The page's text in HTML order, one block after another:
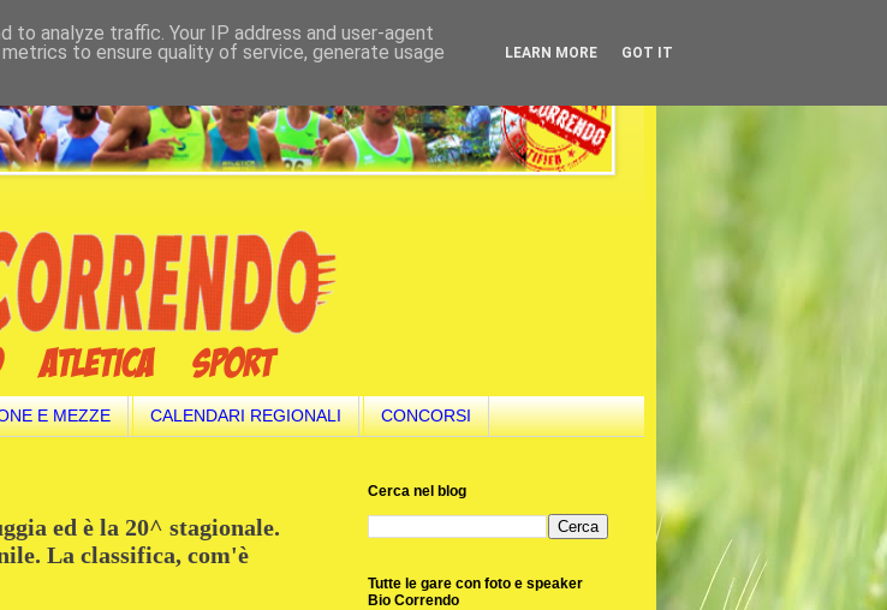
E MEZZE CALENDARI REGIONALI CONCORSI
ed è la 20^ stagionale.
La classifica, com'è
Cerca nel blog
Tutte le gare con foto e speaker
Bio Correndo
analyze traffic. Your IP address and user-agent
to ensure quality of service, generate usage
LEARN MORE GOT IT